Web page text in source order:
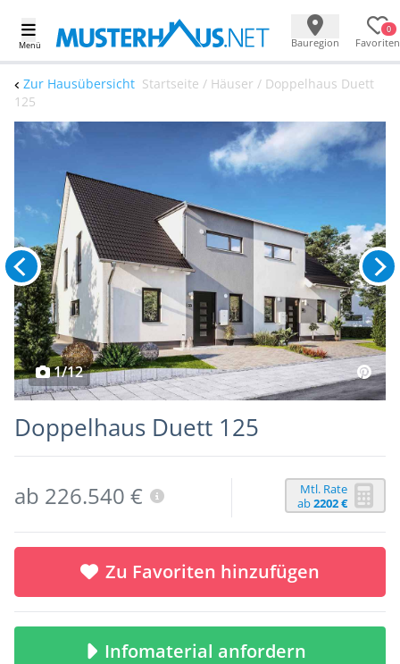
Menü Bauregion
0
Favoriten
Zur Hausübersicht Startseite / Häuser / Doppelhaus Duett
125
1/12
Doppelhaus Duett 125
ab 226.540 €
Mtl. Rate
ab2202 €
Zu Favoriten hinzufügen
Infomaterial anfordern